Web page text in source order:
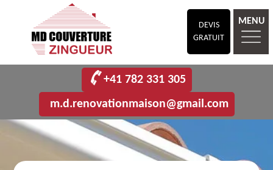
DEVIS
GRATUIT
MENU
+41 782 331 305
m.d.renovationmaison@gmail.com